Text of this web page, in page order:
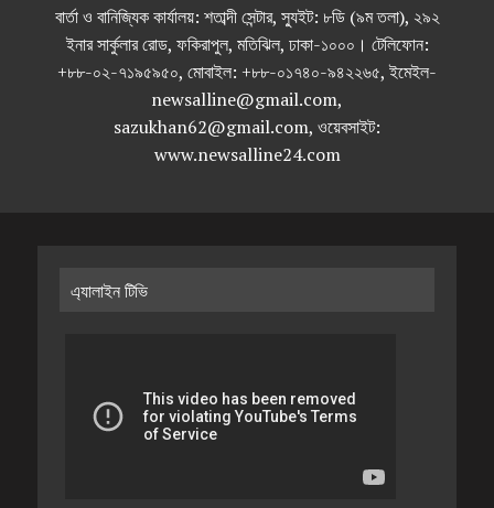
বার্তা ও বানিজ্যিক কার্যালয়: শতাব্দী সেন্টার, স্যুইট: ৮ডি (৯ম তলা), ২৯২
ইনার সার্কুলার রোড, ফকিরাপুল, মতিঝিল, ঢাকা-১০০০। টেলিফোন:
+৮৮-০২-৭১৯৫৯৫০, মোবাইল: +৮৮-০১৭৪০-৯৪২২৬৫, ইমেইল-
newsalline@gmail.com,
sazukhan62@gmail.com, ওয়েবসাইট:
www.newsalline24.com
এ্যালাইন টিভি